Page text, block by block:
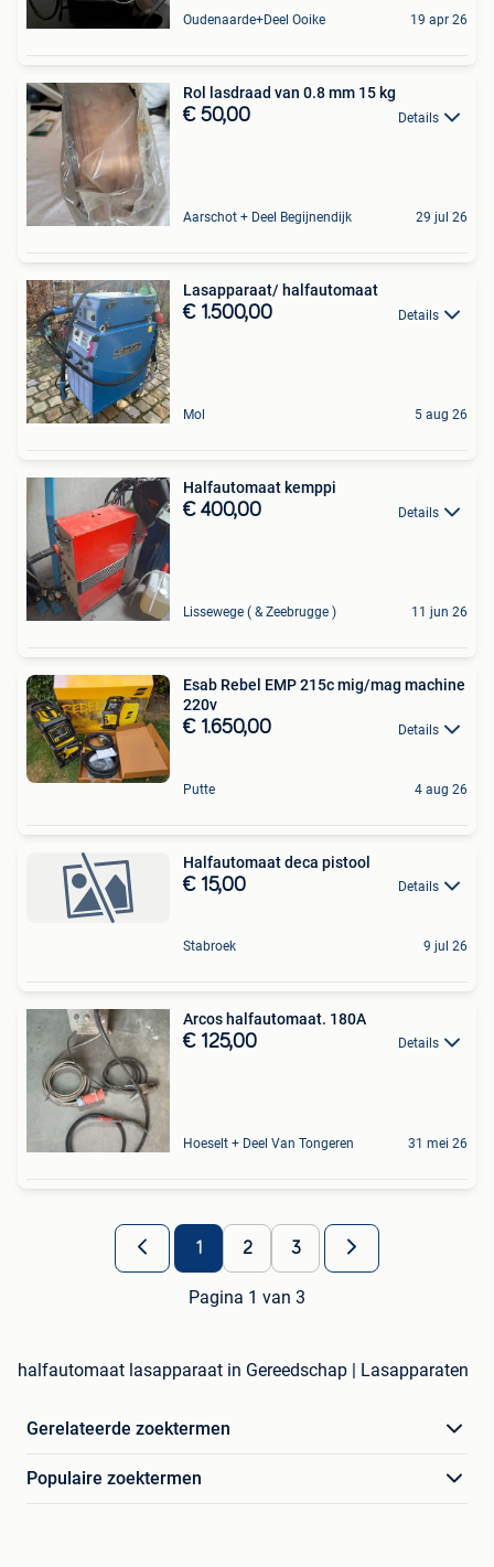
Oudenaarde+Deel Ooike 19 apr 26
Rol lasdraad van 0.8 mm 15 kg
€ 50,00 Details
Aarschot + Deel Begijnendijk 29 jul 26
Lasapparaat/ halfautomaat
€ 1.500,00 Details
Mol 5 aug 26
Halfautomaat kemppi
€ 400,00 Details
Lissewege ( & Zeebrugge ) 11 jun 26
Esab Rebel EMP 215c mig/mag machine
220v
€ 1.650,00 Details
Putte 4 aug 26
Halfautomaat deca pistool
€ 15,00 Details
Stabroek 9 jul 26
Arcos halfautomaat. 180A
€ 125,00 Details
Hoeselt + Deel Van Tongeren 31 mei 26
1 2 3
Pagina 1 van 3
halfautomaat lasapparaat in Gereedschap | Lasapparaten
Gerelateerde zoektermen
Populaire zoektermen